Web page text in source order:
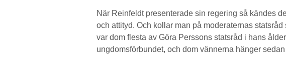
När Reinfeldt presenterade sin regering så kändes
och attityd. Och kollar man på moderaternas
var dom flesta av Göra Perssons statsråd i hans
ungdomsförbundet, och dom vännerna hänger